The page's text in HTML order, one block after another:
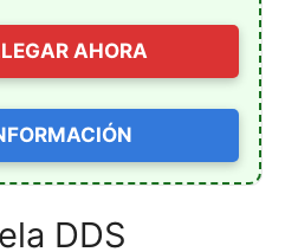
AHORA
DDS